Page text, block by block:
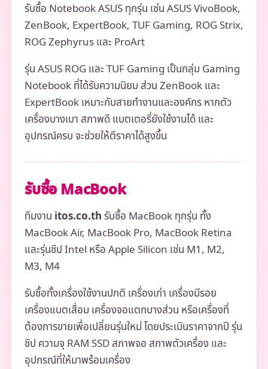
รับซื้อ Notebook ASUS ทุกรุ่น เช่น ASUS VivoBook,
ZenBook, ExpertBook, TUF Gaming, ROG Strix,
ROG Zephyrus และ ProArt
รุ่น ASUS ROG และ TUF Gaming เป็นกลุ่ม Gaming
Notebook ที่ได้รับความนิยม ส่วน ZenBook และ
ExpertBook เหมาะกับสายทำงานและองค์กร หากตัว
เครื่องบางเบา สภาพดี แบตเตอรี่ยังใช้งานได้ และ
อุปกรณ์ครบ จะช่วยให้ตีราคาได้สูงขึ้น
รับซื้อ MacBook
ทีมงาน itos.co.thรับซื้อ MacBook ทุกรุ่น ทั้ง
MacBook Air, MacBook Pro, MacBook Retina
และรุ่นชิป Intel หรือ Apple Silicon เช่น M1, M2,
M3, M4
รับซื้อทั้งเครื่องใช้งานปกติ เครื่องเก่า เครื่องมีรอย
เครื่องแบตเสื่อม เครื่องจอแตกบางส่วน หรือเครื่องที่
ต้องการขายเพื่อเปลี่ยนรุ่นใหม่ โดยประเมินราคาจากปี รุ่น
ชิป ความจุ RAM SSD สภาพจอ สภาพตัวเครื่อง และ
อุปกรณ์ที่ให้มาพร้อมเครื่อง